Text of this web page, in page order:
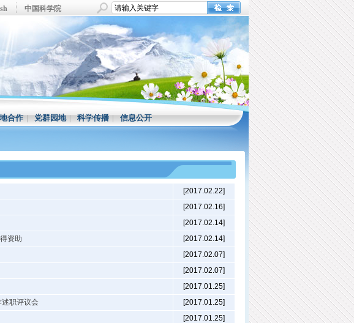
中国科学院
合作|党群园地|科学传播|信息公开
[2017.02.22]
[2017.02.16]
[2017.02.14]
资助
[2017.02.14]
[2017.02.07]
[2017.02.07]
[2017.01.25]
职评议会
[2017.01.25]
[2017.01.25]